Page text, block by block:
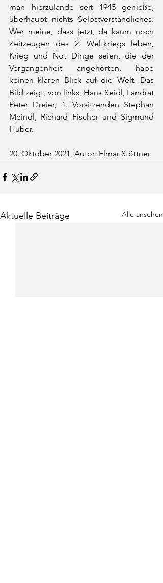
man hierzulande seit 1945 genieße,
überhaupt nichts Selbstverständliches.
Wer meine, dass jetzt, da kaum noch
Zeitzeugen des 2. Weltkriegs leben,
Krieg und Not Dinge seien, die der
Vergangenheit angehörten, habe
keinen klaren Blick auf die Welt. Das
Bild zeigt, von links, Hans Seidl, Landrat
Peter Dreier, 1. Vorsitzenden Stephan
Meindl, Richard Fischer und Sigmund
Huber.
20. Oktober 2021, Autor: Elmar Stöttner
Aktuelle Beiträge Alle ansehen